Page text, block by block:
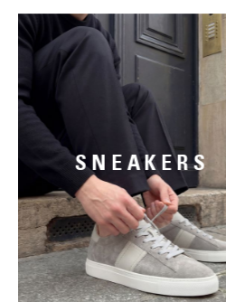
SNEAKERS